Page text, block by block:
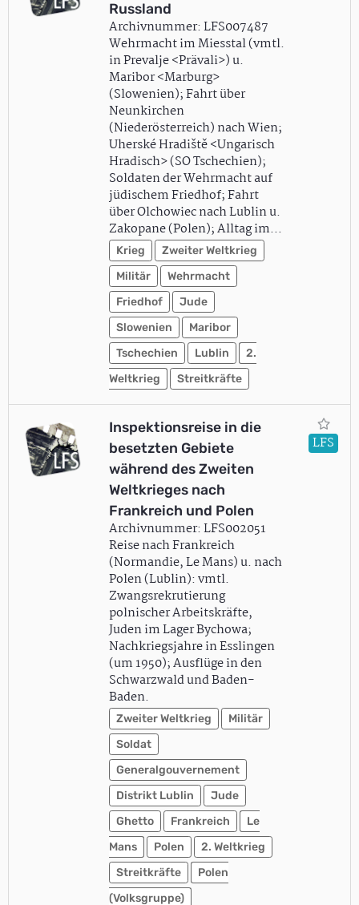
Russland
Archivnummer: LFS007487
Wehrmacht im Miesstal (vmtl.
in Prevalje <Prävali>) u.
Maribor <Marburg>
(Slowenien); Fahrt über
Neunkirchen
(Niederösterreich) nach Wien;
Uherské Hradiště <Ungarisch
Hradisch> (SO Tschechien);
Soldaten der Wehrmacht auf
jüdischem Friedhof; Fahrt
über Olchowiec nach Lublin u.
Zakopane (Polen); Alltag im…
Krieg
Zweiter Weltkrieg
Militär
Wehrmacht
Friedhof
Jude
Slowenien
Maribor
Tschechien
Lublin
2.
Weltkrieg
Streitkräfte
Inspektionsreise in die
besetzten Gebiete
während des Zweiten
Weltkrieges nach
Frankreich und Polen
Archivnummer: LFS002051
Reise nach Frankreich
(Normandie, Le Mans) u. nach
Polen (Lublin): vmtl.
Zwangsrekrutierung
polnischer Arbeitskräfte,
Juden im Lager Bychowa;
Nachkriegsjahre in Esslingen
(um 1950); Ausflüge in den
Schwarzwald und Baden-
Baden.
Zweiter Weltkrieg
Militär
Soldat
Generalgouvernement
Distrikt Lublin
Jude
Ghetto
Frankreich
Le
Mans
Polen
2. Weltkrieg
Streitkräfte
Polen
(Volksgruppe)
LFS